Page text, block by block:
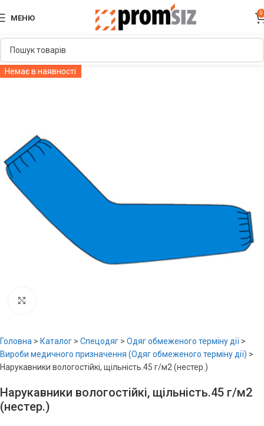
МЕНЮ
0
Немає в наявності
Головна > Каталог > Спецодяг > Одяг обмеженого терміну дії >
Вироби медичного призначення (Одяг обмеженого терміну дії) >
Нарукавники вологостійкі, щільність.45 г/м2 (нестер.)
Нарукавники вологостійкі, щільність.45 г/м2
(нестер.)